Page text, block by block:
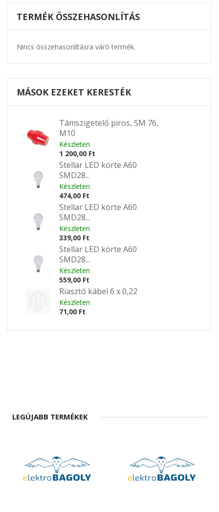
TERMÉK ÖSSZEHASONLÍTÁS
Nincs összehasonlításra váró termék.
MÁSOK EZEKET KERESTÉK
Támszigetelő piros, SM 76,
M10
Készleten
1 200,00 Ft
Stellar LED körte A60
SMD28...
Készleten
474,00 Ft
Stellar LED körte A60
SMD28...
Készleten
339,00 Ft
Stellar LED körte A60
SMD28...
Készleten
559,00 Ft
Riasztó kábel 6 x 0,22
Készleten
71,00 Ft
LEGÚJABB TERMÉKEK